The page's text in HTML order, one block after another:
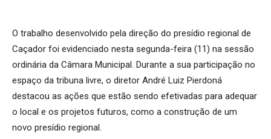
O trabalho desenvolvido pela direção do presídio regional de
Caçador foi evidenciado nesta segunda-feira (11) na sessão
ordinária da Câmara Municipal. Durante a sua participação no
espaço da tribuna livre, o diretor André Luiz Pierdoná
destacou as ações que estão sendo efetivadas para adequar
o local e os projetos futuros, como a construção de um
novo presídio regional.